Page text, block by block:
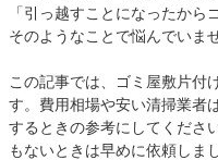
「引っ越すことになったから
そのようなことで悩んでいま
この記事では、ゴミ屋敷片付
す。費用相場や安い清掃業者
するときの参考にしてくださ
もないときは早めに依頼しま